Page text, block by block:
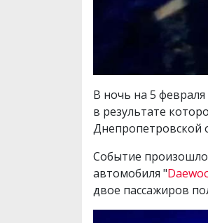
В ночь на 5
в результате
Днепропетровской
Событие произошло
автомобиля "
двое пассажиров